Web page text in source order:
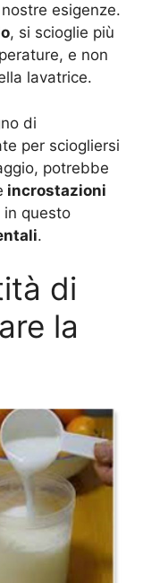
esigenze.
, si scioglie più
e non
lavatrice.
di
per sciogliersi
potrebbe
incrostazioni
in questo
.
di
la